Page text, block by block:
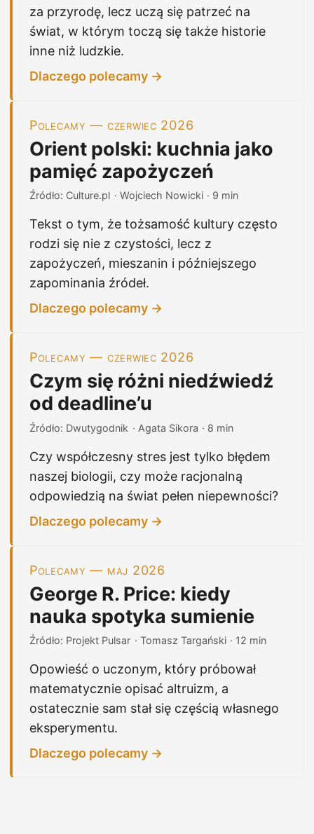
za przyrodę, lecz uczą się patrzeć na
świat, w którym toczą się także historie
inne niż ludzkie.
Dlaczego polecamy →
Polecamy — czerwiec 2026
Orient polski: kuchnia jako
pamięć zapożyczeń
Źródło: Culture.pl · Wojciech Nowicki · 9 min
Tekst o tym, że tożsamość kultury często
rodzi się nie z czystości, lecz z
zapożyczeń, mieszanin i późniejszego
zapominania źródeł.
Dlaczego polecamy →
Polecamy — czerwiec 2026
Czym się różni niedźwiedź
od deadline’u
Źródło: Dwutygodnik · Agata Sikora · 8 min
Czy współczesny stres jest tylko błędem
naszej biologii, czy może racjonalną
odpowiedzią na świat pełen niepewności?
Dlaczego polecamy →
Polecamy — maj 2026
George R. Price: kiedy
nauka spotyka sumienie
Źródło: Projekt Pulsar · Tomasz Targański · 12 min
Opowieść o uczonym, który próbował
matematycznie opisać altruizm, a
ostatecznie sam stał się częścią własnego
eksperymentu.
Dlaczego polecamy →